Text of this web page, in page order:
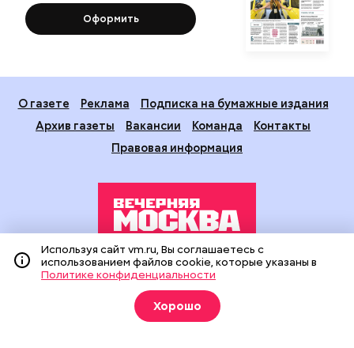
Оформить
О газете Реклама
Подписка на бумажные издания
Архив газеты
Вакансии Команда
Контакты
Правовая информация
Издание создано при финансовой поддержке Департамента
средств массовой информации и рекламы города Москвы.
На сайте применяются рекомендательные технологии
(информационные технологии предоставления информации
на основе сбора, систематизации и анализа сведений,
Используя сайт vm.ru, Вы соглашаетесь с
использованием файлов cookie, которые указаны в
Политике конфиденциальности
Хорошо